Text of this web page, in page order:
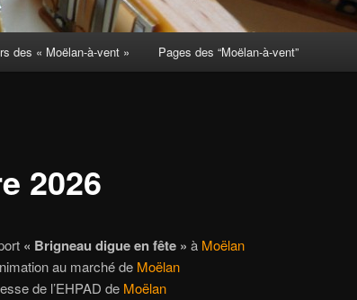
des « Moëlan-à-vent » Pages des “Moëlan-à-vent”
2026
« Brigneau digue en fête » à Moëlan
au marché de Moëlan
de l’EHPAD de Moëlan